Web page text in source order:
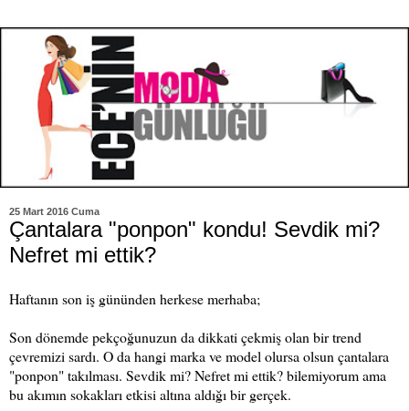
25 Mart 2016 Cuma
Çantalara "ponpon" kondu! Sevdik mi?
Nefret mi ettik?
Haftanın son iş gününden herkese merhaba;
Son dönemde pekçoğunuzun da dikkati çekmiş olan bir trend
çevremizi sardı. O da hangi marka ve model olursa olsun çantalara
"ponpon" takılması. Sevdik mi? Nefret mi ettik? bilemiyorum ama
bu akımın sokakları etkisi altına aldığı bir gerçek.